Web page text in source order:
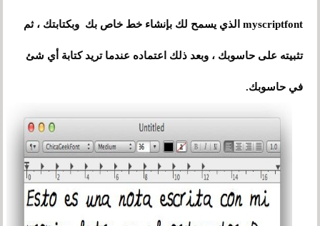
myscriptfont الذي يسمح لك بإنشاء خط خاص بك وبكتابتك ، ثم
تثبيته على حاسوبك ، وبعد ذلك اعتماده عندما تريد كتابة أي شئ
في حاسوبك.